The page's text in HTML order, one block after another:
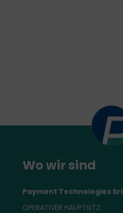
Wo wir sind
Payment Technologies Srl
OPERATIVER HAUPTSITZ: